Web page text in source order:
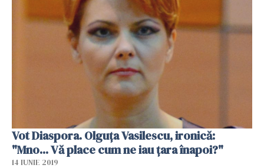
Vot Diaspora. Olguţa Vasilescu, ironică:
"Mno... Vă place cum ne iau ţara înapoi?"
14 IUNIE 2019